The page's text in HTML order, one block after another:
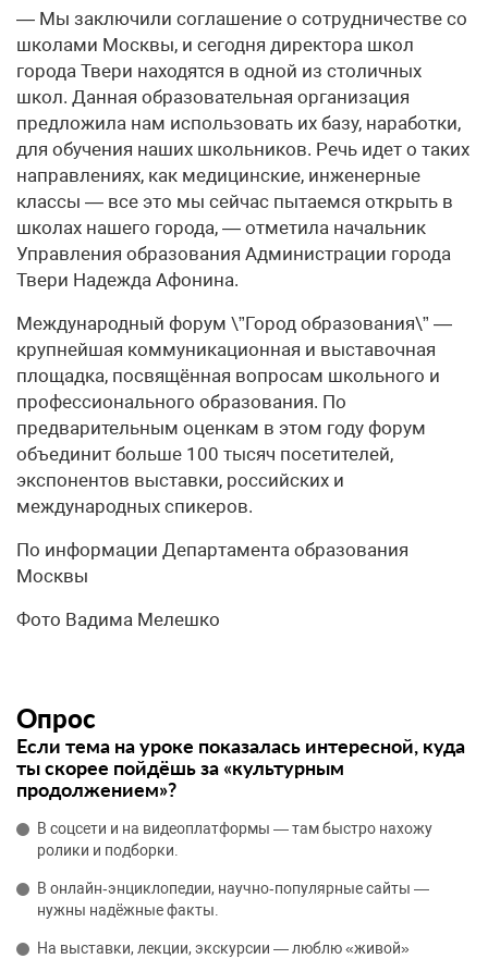
— Мы заключили соглашение о сотрудничестве со
школами Москвы, и сегодня директора школ
города Твери находятся в одной из столичных
школ. Данная образовательная организация
предложила нам использовать их базу, наработки,
для обучения наших школьников. Речь идет о таких
направлениях, как медицинские, инженерные
классы — все это мы сейчас пытаемся открыть в
школах нашего города, — отметила начальник
Управления образования Администрации города
Твери Надежда Афонина.
Международный форум \”Город образования\” —
крупнейшая коммуникационная и выставочная
площадка, посвящённая вопросам школьного и
профессионального образования. По
предварительным оценкам в этом году форум
объединит больше 100 тысяч посетителей,
экспонентов выставки, российских и
международных спикеров.
По информации Департамента образования
Москвы
Фото Вадима Мелешко
Опрос
Если тема на уроке показалась интересной, куда
ты скорее пойдёшь за «культурным
продолжением»?
В соцсети и на видеоплатформы — там быстро нахожу
ролики и подборки.
В онлайн‑энциклопедии, научно‑популярные сайты —
нужны надёжные факты.
На выставки, лекции, экскурсии — люблю «живой»